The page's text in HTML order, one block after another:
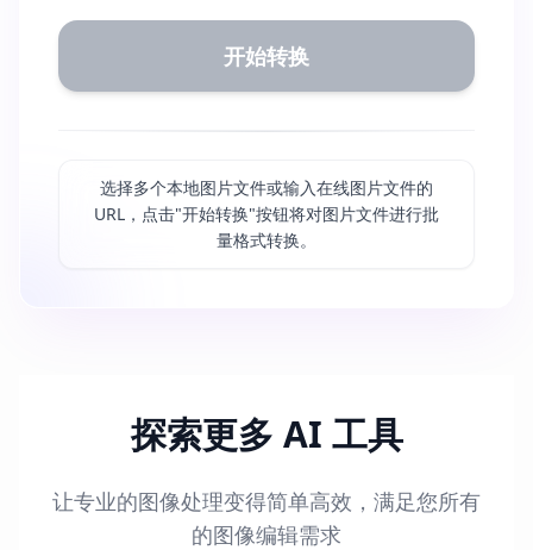
开始转换
选择多个本地图片文件或输入在线图片文件的
URL，点击"开始转换"按钮将对图片文件进行批
量格式转换。
探索更多 AI 工具
让专业的图像处理变得简单高效，满足您所有
的图像编辑需求